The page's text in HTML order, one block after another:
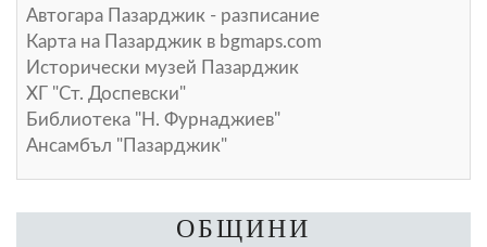
Автогара Пазарджик - разписание
Карта на Пазарджик в bgmaps.com
Исторически музей Пазарджик
ХГ "Ст. Доспевски"
Библиотека "Н. Фурнаджиев"
Ансамбъл "Пазарджик"
ОБЩИНИ